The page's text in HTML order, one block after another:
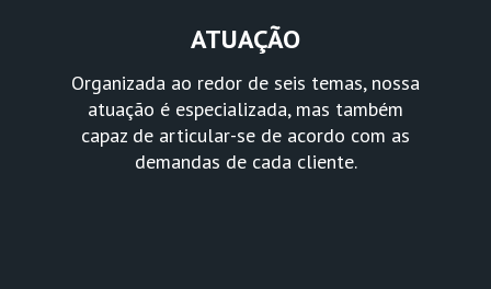
ATUAÇÃO
Organizada ao redor de seis temas, nossa
atuação é especializada, mas também
capaz de articular-se de acordo com as
demandas de cada cliente.